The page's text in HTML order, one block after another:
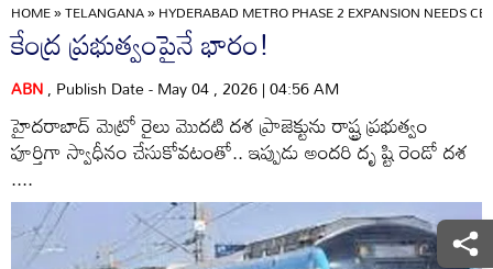
HOME»TELANGANA»HYDERABAD METRO PHASE 2 EXPANSION NEEDS
కేంద్ర ప్రభుత్వంపైనే భారం!
ABN, Publish Date - May 04 , 2026 | 04:56 AM
హైదరాబాద్‌ మెట్రో రైలు మొదటి దశ ప్రాజెక్టును రాష్ట్ర ప్రభుత్వం
పూర్తిగా స్వాధీనం చేసుకోవటంతో.. ఇప్పుడు అందరి దృ ష్టి రెండో దశ
....